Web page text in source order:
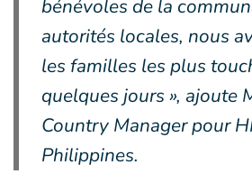
bénévoles de la
autorités locales, nous
les familles les plus
quelques jours », ajoute
Country Manager pour
Philippines.